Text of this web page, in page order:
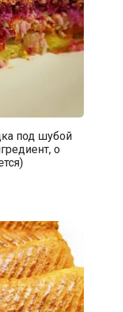
под шубой
о